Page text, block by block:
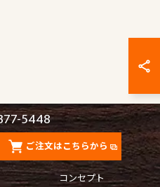
5448
ご注文はこちらから
コンセプト